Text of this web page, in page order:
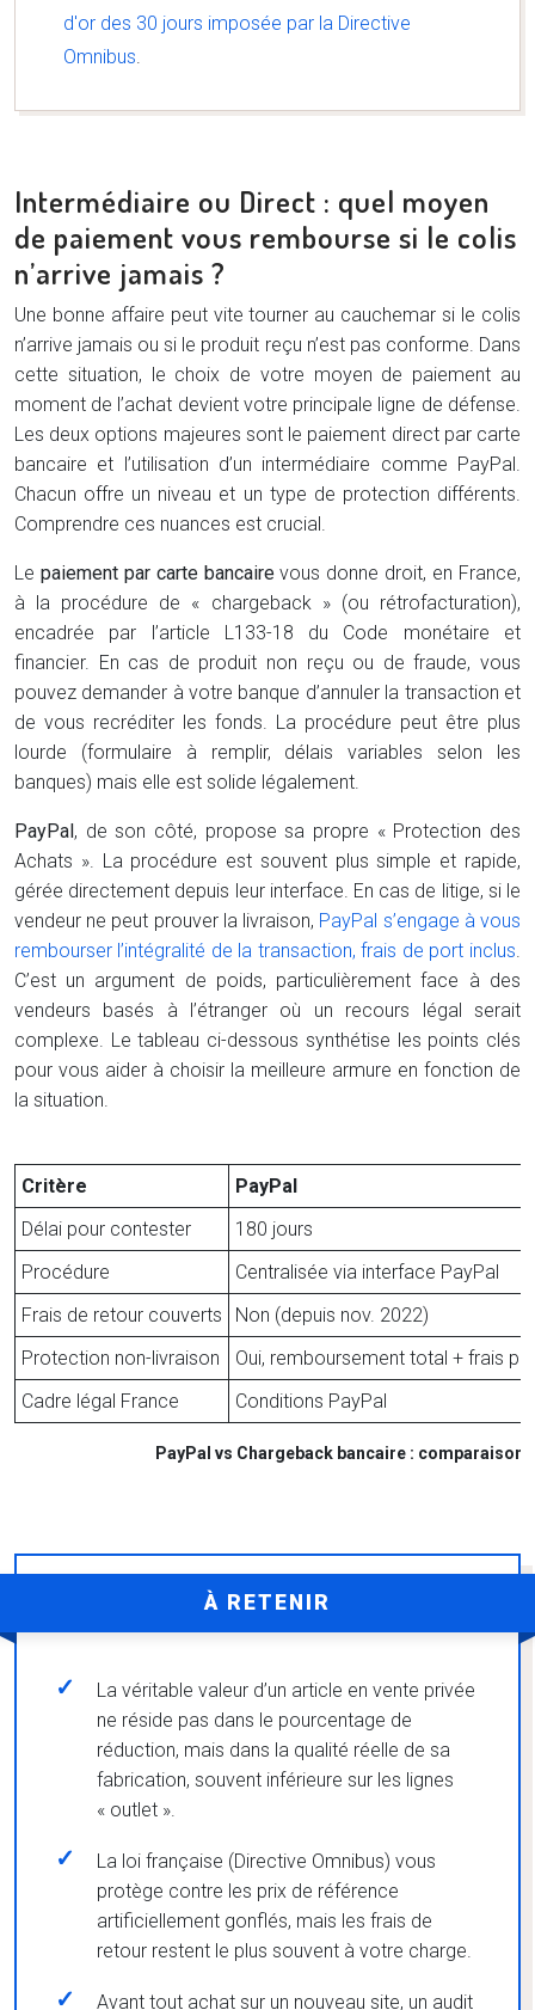
d'or des 30 jours imposée par la Directive
Omnibus.
Intermédiaire ou Direct : quel moyen
de paiement vous rembourse si le colis
n’arrive jamais ?
Une bonne affaire peut vite tourner au cauchemar si le colis
n’arrive jamais ou si le produit reçu n’est pas conforme. Dans
cette situation, le choix de votre moyen de paiement au
moment de l’achat devient votre principale ligne de défense.
Les deux options majeures sont le paiement direct par carte
bancaire et l’utilisation d’un intermédiaire comme PayPal.
Chacun offre un niveau et un type de protection différents.
Comprendre ces nuances est crucial.
Le paiement par carte bancairevous donne droit, en France,
à la procédure de « chargeback » (ou rétrofacturation),
encadrée par l’article L133-18 du Code monétaire et
financier. En cas de produit non reçu ou de fraude, vous
pouvez demander à votre banque d’annuler la transaction et
de vous recréditer les fonds. La procédure peut être plus
lourde (formulaire à remplir, délais variables selon les
banques) mais elle est solide légalement.
PayPal , de son côté, propose sa propre « Protection des
Achats ». La procédure est souvent plus simple et rapide,
gérée directement depuis leur interface. En cas de litige, si le
vendeur ne peut prouver la livraison, PayPal s’engage à vous
rembourser l’intégralité de la transaction, frais de port inclus.
C’est un argument de poids, particulièrement face à des
vendeurs basés à l’étranger où un recours légal serait
complexe. Le tableau ci-dessous synthétise les points clés
pour vous aider à choisir la meilleure armure en fonction de
la situation.
PayPal vs Chargeback bancaire :
Critère
PayPal
Délai pour contester
180 jours
Procédure
Centralisée via interface PayPal
Frais de retour couverts
Non (depuis nov. 2022)
Protection non-livraison
Oui, remboursement total + frais
Cadre légal France
Conditions PayPal
À RETENIR
La véritable valeur d’un article en vente privée
ne réside pas dans le pourcentage de
réduction, mais dans la qualité réelle de sa
fabrication, souvent inférieure sur les lignes
« outlet ».
La loi française (Directive Omnibus) vous
protège contre les prix de référence
artificiellement gonflés, mais les frais de
retour restent le plus souvent à votre charge.
Avant tout achat sur un nouveau site, un audit